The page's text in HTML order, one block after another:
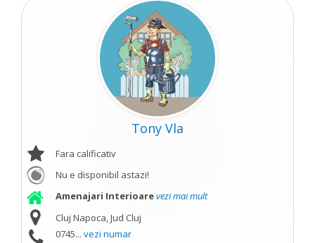
Tony Vla
Fara calificativ
Nu e disponibil astazi!
Amenajari Interioarevezi mai mult
Cluj Napoca, Jud Cluj
0745... vezi numar